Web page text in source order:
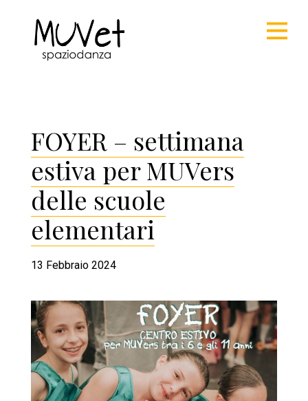
FOYER – settimana
estiva per MUVers
delle scuole
elementari
13 Febbraio 2024